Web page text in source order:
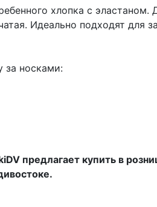
хлопка с
Идеально подходят для
за носками:
предлагает купить в